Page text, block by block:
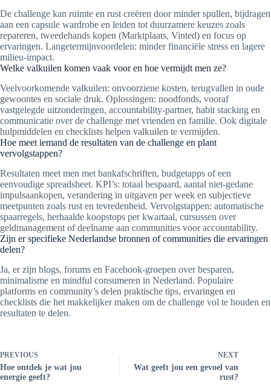
De challenge kan ruimte en rust creëren door minder spullen, bijdragen
aan een capsule wardrobe en leiden tot duurzamere keuzes zoals
repareren, tweedehands kopen (Marktplaats, Vinted) en focus op
ervaringen. Langetermijnvoordelen: minder financiële stress en lagere
milieu-impact.
Welke valkuilen komen vaak voor en hoe vermijdt men ze?
Veelvoorkomende valkuilen: onvoorziene kosten, terugvallen in oude
gewoontes en sociale druk. Oplossingen: noodfonds, vooraf
vastgelegde uitzonderingen, accountability-partner, habit stacking en
communicatie over de challenge met vrienden en familie. Ook digitale
hulpmiddelen en checklists helpen valkuilen te vermijden.
Hoe meet iemand de resultaten van de challenge en plant
vervolgstappen?
Resultaten meet men met bankafschriften, budgetapps of een
eenvoudige spreadsheet. KPI’s: totaal bespaard, aantal niet-gedane
impulsaankopen, verandering in uitgaven per week en subjectieve
meetpunten zoals rust en tevredenheid. Vervolgstappen: automatische
spaarregels, herhaalde koopstops per kwartaal, cursussen over
geldmanagement of deelname aan communities voor accountability.
Zijn er specifieke Nederlandse bronnen of communities die ervaringen
delen?
Ja, er zijn blogs, forums en Facebook-groepen over besparen,
minimalisme en mindful consumeren in Nederland. Populaire
platforms en community’s delen praktische tips, ervaringen en
checklists die het makkelijker maken om de challenge vol te houden en
resultaten te delen.
PREVIOUS
Hoe ontdek je wat jou
energie geeft?
NEXT
Wat geeft jou een gevoel van
rust?